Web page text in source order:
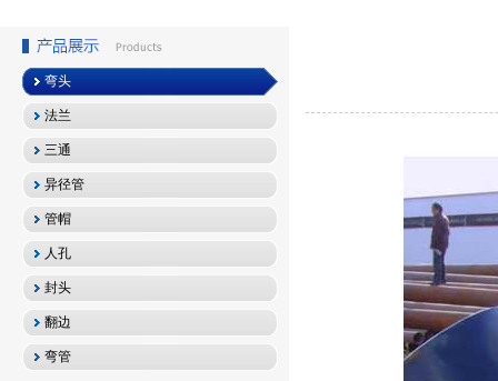
弯头
法兰
三通
异径管
管帽
人孔
封头
翻边
弯管